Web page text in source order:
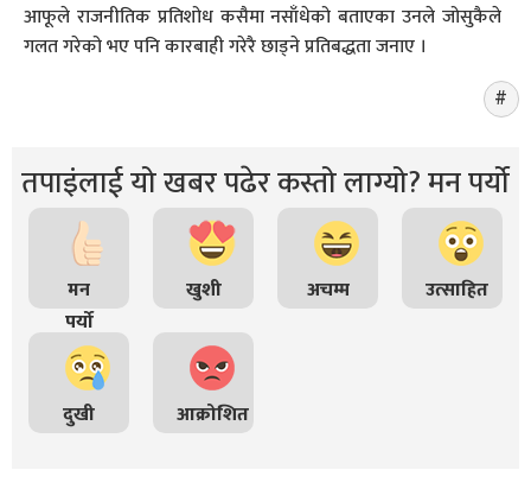
आफूले राजनीतिक प्रतिशोध कसैमा नसाँधेको बताएका उनले जोसुकैले
गलत गरेको भए पनि कारबाही गरेरै छाड्ने प्रतिबद्धता जनाए ।
तपाइंलाई यो खबर पढेर कस्तो लाग्यो? मन पर्यो
मन
पर्यो
खुशी अचम्म उत्साहित
दुखी आक्रोशित